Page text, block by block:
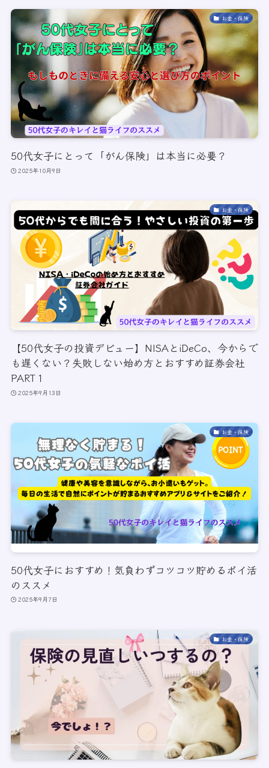
お金・保険
50代女子にとって「がん保険」は本当に必要？
2025年10月9日
お金・保険
【50代女子の投資デビュー】NISAとiDeCo、今からで
も遅くない？失敗しない始め方とおすすめ証券会社
PART１
2025年9月13日
お金・保険
50代女子におすすめ！気負わずコツコツ貯めるポイ活
のススメ
2025年9月7日
お金・保険